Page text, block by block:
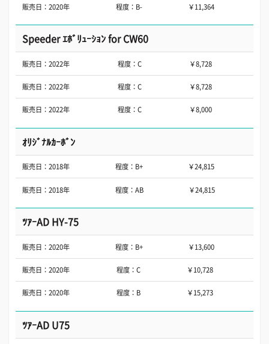
販売日：2020年 程度：B- ￥11,364
Speeder ｴﾎﾞﾘｭｰｼｮﾝ for CW60
販売日：2022年 程度：C ￥8,728
販売日：2022年 程度：C ￥8,728
販売日：2022年 程度：C ￥8,000
ｵﾘｼﾞﾅﾙｶｰﾎﾞﾝ
販売日：2018年 程度：B+ ￥24,815
販売日：2018年 程度：AB ￥24,815
ﾂｱｰAD HY-75
販売日：2020年 程度：B+ ￥13,600
販売日：2020年 程度：C ￥10,728
販売日：2020年 程度：B ￥15,273
ﾂｱｰAD U75